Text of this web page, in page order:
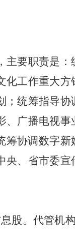
要职责是：
化工作重大方
；统筹指导协
、广播电视事
筹协调数字新
央、省市委宣
股。代管机构